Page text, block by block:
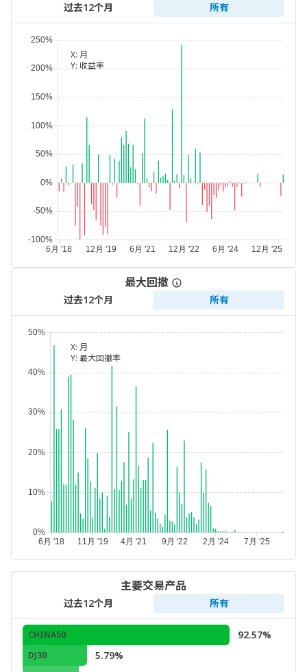
过去12个月 所有
X: 月
Y: 收益率
最大回撤
过去12个月 所有
X: 月
Y: 最大回撤率
主要交易产品
过去12个月 所有
CHINA50 92.57%
DJ30 5.79%